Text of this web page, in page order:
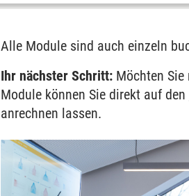
Alle Module sind auch einzeln
Ihr nächster Schritt: Möchten
Module können Sie direkt auf den
anrechnen lassen.